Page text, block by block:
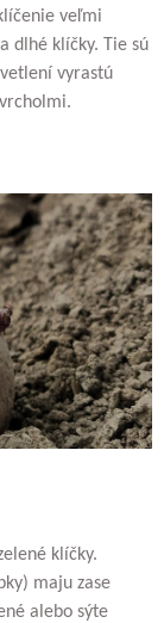
veľmi
dlhé klíčky. Tie sú
vyrastú
klíčky.
maju zase
alebo sýte